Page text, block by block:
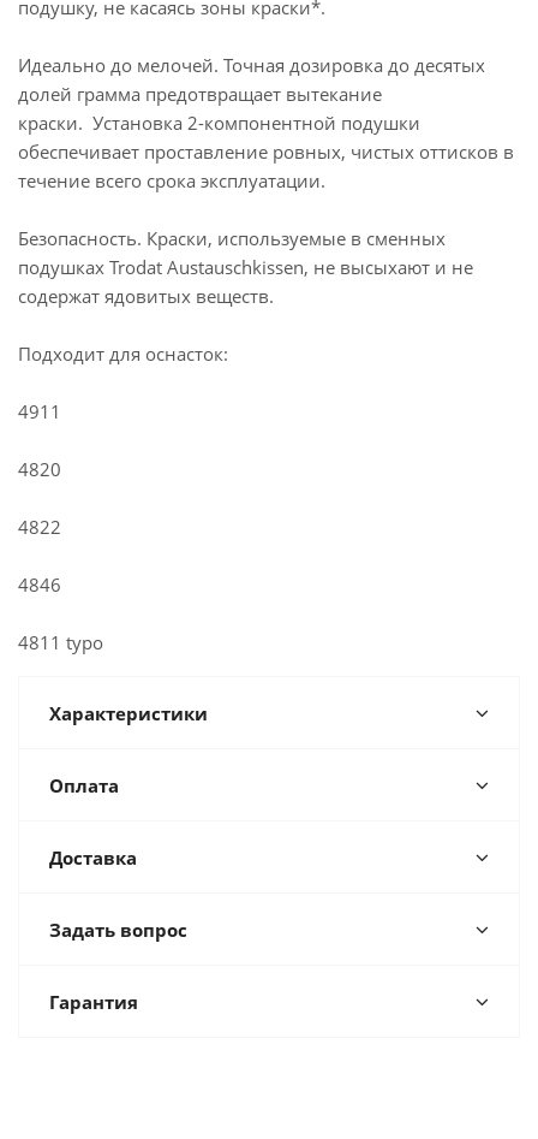
подушку, не касаясь зоны краски*.
Идеально до мелочей. Точная дозировка до десятых
долей грамма предотвращает вытекание
краски. Установка 2-компонентной подушки
обеспечивает проставление ровных, чистых оттисков в
течение всего срока эксплуатации.
Безопасность. Краски, используемые в сменных
подушках Trodat Austauschkissen, не высыхают и не
содержат ядовитых веществ.
Подходит для оснасток:
4911
4820
4822
4846
4811 typo
Характеристики
Оплата
Доставка
Задать вопрос
Гарантия